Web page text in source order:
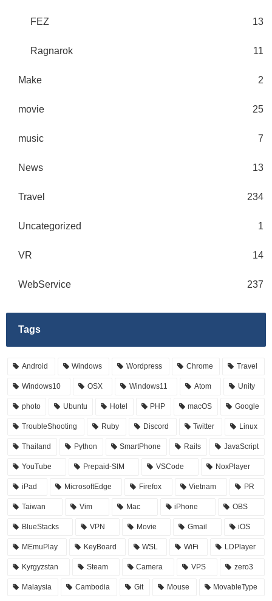
FEZ 13
Ragnarok 11
Make 2
movie 25
music 7
News 13
Travel 234
Uncategorized 1
VR 14
WebService 237
Tags
Android Windows Wordpress Chrome Travel
Windows10 OSX Windows11 Atom Unity
photo Ubuntu Hotel PHP macOS Google
TroubleShooting Ruby Discord Twitter Linux
Thailand Python SmartPhone Rails JavaScript
YouTube Prepaid-SIM VSCode NoxPlayer
iPad MicrosoftEdge Firefox Vietnam PR
Taiwan Vim Mac iPhone OBS
BlueStacks VPN Movie Gmail iOS
MEmuPlay KeyBoard WSL WiFi LDPlayer
Kyrgyzstan Steam Camera VPS zero3
Malaysia Cambodia Git Mouse MovableType